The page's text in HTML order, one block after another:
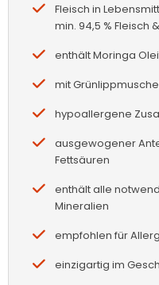
Fleisch in
min. 94,5 % Fleisch
enthält Moringa
mit
hypoallergene
ausgewogener
Fettsäuren
enthält alle
Mineralien
empfohlen für
einzigartig im